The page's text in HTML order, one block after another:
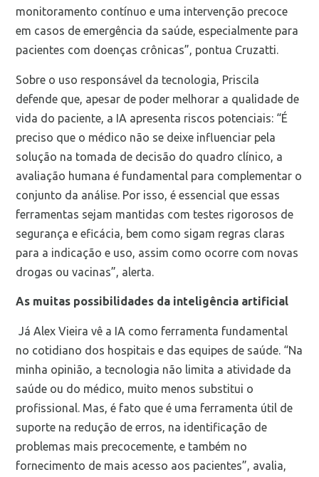
monitoramento contínuo e uma intervenção precoce
em casos de emergência da saúde, especialmente para
pacientes com doenças crônicas”, pontua Cruzatti.
Sobre o uso responsável da tecnologia, Priscila
defende que, apesar de poder melhorar a qualidade de
vida do paciente, a IA apresenta riscos potenciais: “É
preciso que o médico não se deixe influenciar pela
solução na tomada de decisão do quadro clínico, a
avaliação humana é fundamental para complementar o
conjunto da análise. Por isso, é essencial que essas
ferramentas sejam mantidas com testes rigorosos de
segurança e eficácia, bem como sigam regras claras
para a indicação e uso, assim como ocorre com novas
drogas ou vacinas”, alerta.
As muitas possibilidades da inteligência artificial
Já Alex Vieira vê a IA como ferramenta fundamental
no cotidiano dos hospitais e das equipes de saúde. “Na
minha opinião, a tecnologia não limita a atividade da
saúde ou do médico, muito menos substitui o
profissional. Mas, é fato que é uma ferramenta útil de
suporte na redução de erros, na identificação de
problemas mais precocemente, e também no
fornecimento de mais acesso aos pacientes”, avalia,